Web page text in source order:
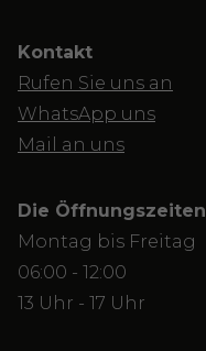
Kontakt
Rufen Sie uns an
WhatsApp uns
Mail an uns
Die Öffnungszeiten
Montag bis Freitag
06:00 - 12:00
13 Uhr - 17 Uhr